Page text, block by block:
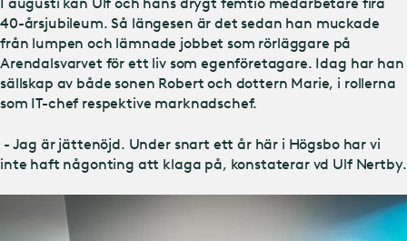
40-årsjubileum. Så längesen är det sedan han muckade
från lumpen och lämnade jobbet som rörläggare på
Arendalsvarvet för ett liv som egenföretagare. Idag har han
sällskap av både sonen Robert och dottern Marie, i rollerna
som IT-chef respektive marknadschef.
- Jag är jättenöjd. Under snart ett år här i Högsbo har vi
inte haft någonting att klaga på, konstaterar vd Ulf Nertby.